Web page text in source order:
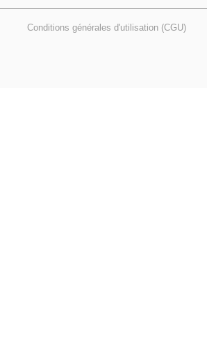
Conditions générales d'utilisation (CGU)